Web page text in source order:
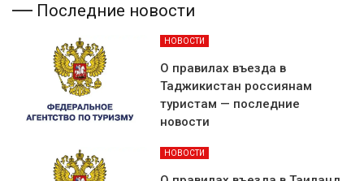
Последние новости
НОВОСТИ
О правилах въезда в
Таджикистан россиянам
туристам — последние
новости
НОВОСТИ